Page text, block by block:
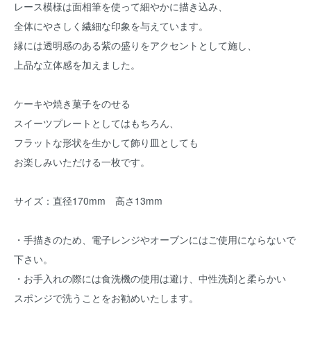
レース模様は面相筆を使って細やかに描き込み、
全体にやさしく繊細な印象を与えています。
縁には透明感のある紫の盛りをアクセントとして施し、
上品な立体感を加えました。
ケーキや焼き菓子をのせる
スイーツプレートとしてはもちろん、
フラットな形状を生かして飾り皿としても
お楽しみいただける一枚です。
サイズ：直径170mm 高さ13mm
・手描きのため、電子レンジやオーブンにはご使用にならないで
下さい。
・お手入れの際には食洗機の使用は避け、中性洗剤と柔らかい
スポンジで洗うことをお勧めいたします。